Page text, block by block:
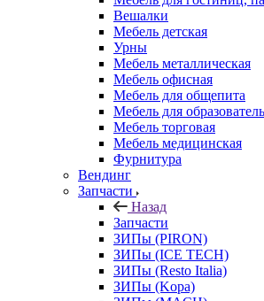
Вешалки
Мебель детская
Урны
Мебель металлическая
Мебель офисная
Мебель для общепита
Мебель для
Мебель торговая
Мебель медицинская
Фурнитура
Вендинг
Запчасти
Назад
Запчасти
ЗИПы (PIRON)
ЗИПы (ICE TECH)
ЗИПы (Resto Italia)
ЗИПы (Kopa)